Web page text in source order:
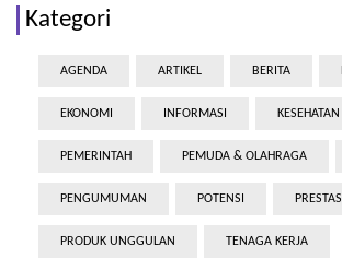
Kategori
AGENDA ARTIKEL BERITA
EKONOMI INFORMASI KESEHATAN
PEMERINTAH PEMUDA & OLAHRAGA
PENGUMUMAN POTENSI PRESTASI
PRODUK UNGGULAN TENAGA KERJA